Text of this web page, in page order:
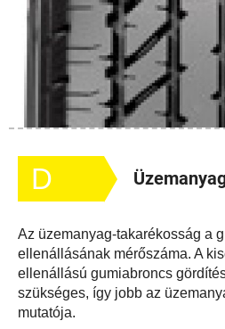
D
Az üzemanyag-takarékosság a
ellenállásának mérőszáma. A
ellenállású gumiabroncs
szükséges, így jobb az
mutatója.